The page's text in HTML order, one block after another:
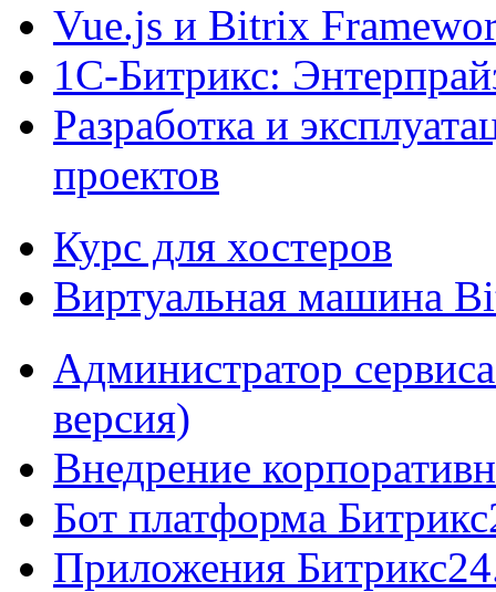
Vue.js и Bitrix
1С-Битрикс:
Разработка и
проектов
Курс для хостеров
Виртуальная машина
Администратор
версия)
Внедрение
Бот платформа
Приложения